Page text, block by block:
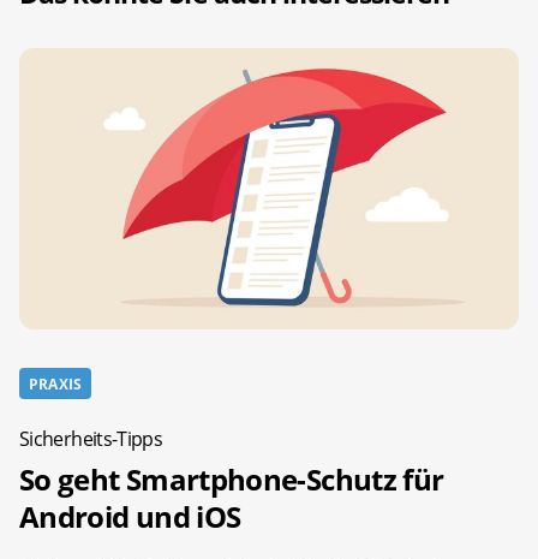
PRAXIS
Sicherheits-Tipps
So geht Smartphone-Schutz für
Android und iOS